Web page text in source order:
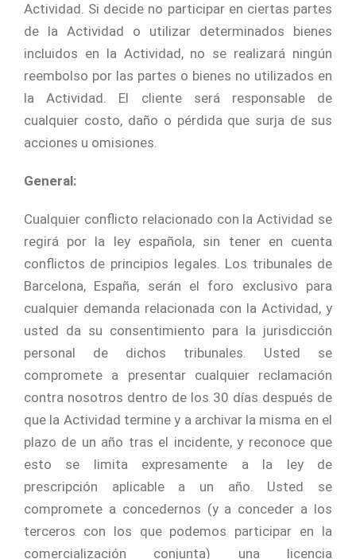
Actividad. Si decide no participar en ciertas partes
de la Actividad o utilizar determinados bienes
incluidos en la Actividad, no se realizará ningún
reembolso por las partes o bienes no utilizados en
la Actividad. El cliente será responsable de
cualquier costo, daño o pérdida que surja de sus
acciones u omisiones.
General:
Cualquier conflicto relacionado con la Actividad se
regirá por la ley española, sin tener en cuenta
conflictos de principios legales. Los tribunales de
Barcelona, España, serán el foro exclusivo para
cualquier demanda relacionada con la Actividad, y
usted da su consentimiento para la jurisdicción
personal de dichos tribunales. Usted se
compromete a presentar cualquier reclamación
contra nosotros dentro de los 30 días después de
que la Actividad termine y a archivar la misma en el
plazo de un año tras el incidente, y reconoce que
esto se limita expresamente a la ley de
prescripción aplicable a un año. Usted se
compromete a concedernos (y a conceder a los
terceros con los que podemos participar en la
comercialización conjunta) una licencia